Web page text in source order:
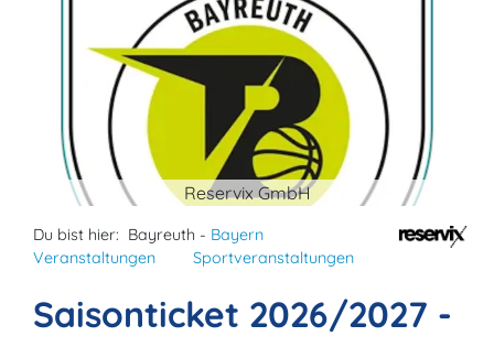
Reservix GmbH
Du bist hier: Bayreuth - Bayern
Veranstaltungen
Sportveranstaltungen
Saisonticket 2026/2027 -